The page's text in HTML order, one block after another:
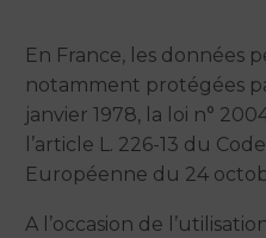
En France, les données
notamment protégées
janvier 1978, la loi n°
l’article L. 226-13 du
Européenne du 24
A l’occasion de